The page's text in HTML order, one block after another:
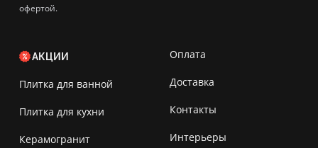
офертой.
АКЦИИ
Плитка для ванной
Плитка для кухни
Керамогранит
Оплата
Доставка
Контакты
Интерьеры